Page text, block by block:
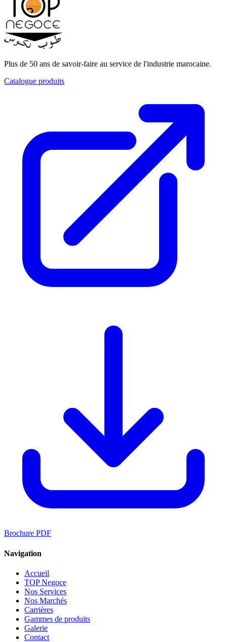
Plus de 50 ans de savoir-faire au service de l'industrie marocaine.
Catalogue produits
Brochure PDF
Navigation
Accueil
TOP Negoce
Nos Services
Nos Marchés
Carrières
Gammes de produits
Galerie
Contact